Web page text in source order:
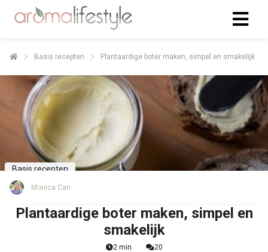
Basis recepten Plantaardige boter maken, simpel en smakelijk
Basis recepten
Monica Can
Plantaardige boter maken, simpel en
smakelijk
2 min 20